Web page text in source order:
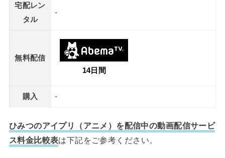
宅配レン
タル
-
無料配信
14日間
購入 -
ひみつのアイプリ（アニメ）を配信中の動画配信サービ
ス料金比較表は下記をご参考ください。